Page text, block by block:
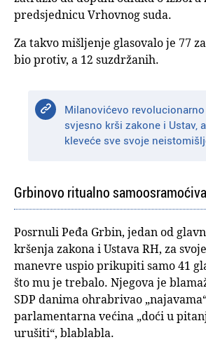
predsjednicu Vrhovnog suda.
Za takvo mišljenje glasovalo je 77
bio protiv, a 12 suzdržanih.
Milanovićevo
svjesno krši zakone i Ustav,
kleveće sve svoje
Grbinovo ritualno
Posrnuli Peđa Grbin, jedan od
kršenja zakona i Ustava RH, za
manevre uspio prikupiti samo 41
što mu je trebalo. Njegova je
SDP danima ohrabrivao
parlamentarna većina „doći u
urušiti“, blablabla.